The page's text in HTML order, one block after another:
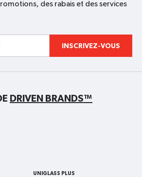
des rabais et des services
INSCRIVEZ-VOUS
DRIVEN BRANDS™
UNIGLASS PLUS